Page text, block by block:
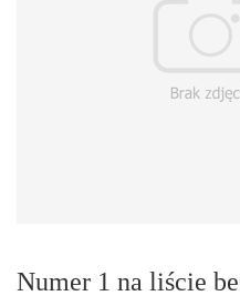
Numer 1 na liście